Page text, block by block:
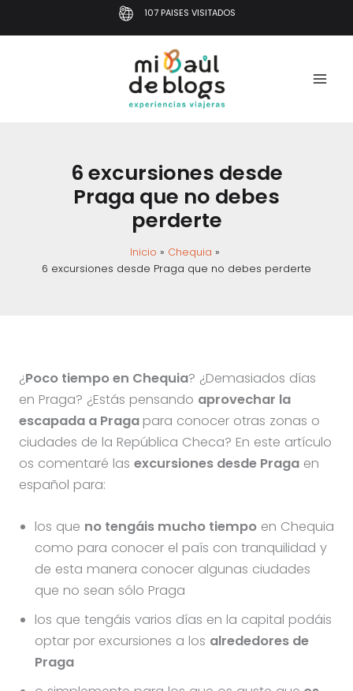
al
107 PAISES VISITADOS
6 excursiones desde
Praga que no debes
perderte
Inicio
Chequia
6 excursiones desde Praga que no debes perderte
¿Poco tiempo en Chequia? ¿Demasiados días
en Praga? ¿Estás pensando aprovechar la
escapada a Praga para conocer otras zonas o
ciudades de la República Checa? En este artículo
os comentaré las excursiones desde Pragaen
español para:
los que no tengáis mucho tiempoen Chequia
como para conocer el país con tranquilidad y
de esta manera conocer algunas ciudades
que no sean sólo Praga
los que tengáis varios días en la capital podáis
optar por excursiones a los alrededores de
Praga